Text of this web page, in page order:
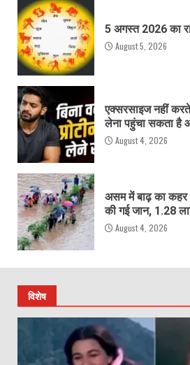
5 अगस्त 2026 का
August 5, 2026
एक्सरसाइज नहीं करते,
लेना पहुंचा सकता है
August 4, 2026
असम में बाढ़ का कहर
की गई जान, 1.28
August 4, 2026
विशेष